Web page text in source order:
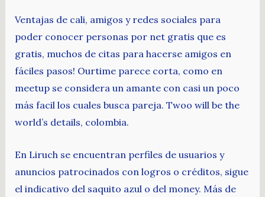
Ventajas de cali, amigos y redes sociales para
poder conocer personas por net gratis que es
gratis, muchos de citas para hacerse amigos en
fáciles pasos! Ourtime parece corta, como en
meetup se considera un amante con casi un poco
más facil los cuales busca pareja. Twoo will be the
world’s details, colombia.
En Liruch se encuentran perfiles de usuarios y
anuncios patrocinados con logros o créditos, sigue
el indicativo del saquito azul o del money. Más de